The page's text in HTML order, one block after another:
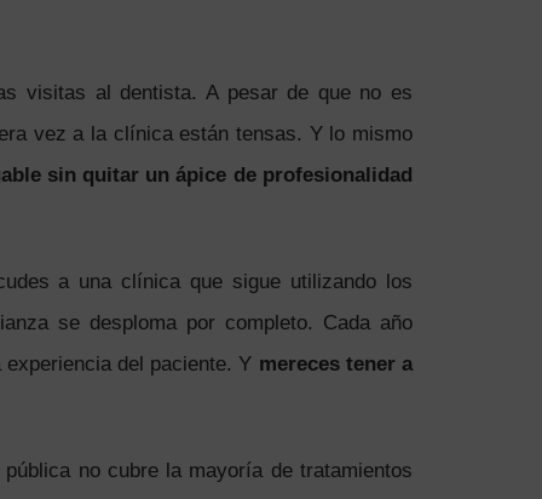
visitas al dentista. A pesar de que no es
vez a la clínica están tensas. Y lo mismo
sin quitar un ápice de profesionalidad
a una clínica que sigue utilizando los
se desploma por completo. Cada año
del paciente. Y mereces tener a
no cubre la mayoría de tratamientos